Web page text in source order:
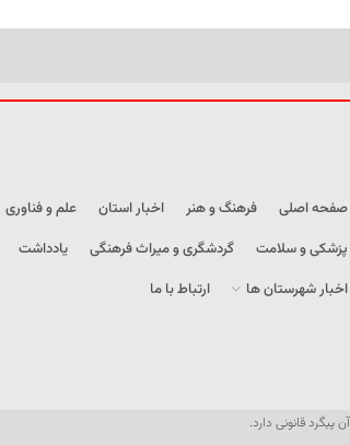
صفحه اصلی فرهنگ و هنر اخبار استان علم و فناوری
پزشکی و سلامت
گردشگری و میراث فرهنگی یادداشت
اخبار شهرستان ها
ارتباط با ما
پیگرد قانونی دارد.